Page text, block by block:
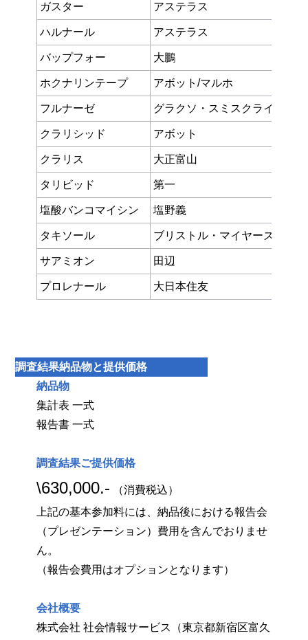
ガスター アステラス
ハルナール アステラス
バップフォー 大鵬
ホクナリンテープ アボット/マルホ
フルナーゼ グラクソ・スミスクライン
クラリシッド アボット
クラリス 大正富山
タリビッド 第一
塩酸バンコマイシン 塩野義
タキソール ブリストル・マイヤーズ
サアミオン 田辺
プロレナール 大日本住友
調査結果納品物と提供価格
納品物
集計表 一式
報告書 一式
調査結果ご提供価格
\630,000.- （消費税込）
上記の基本参加料には、納品後における報告会
（プレゼンテーション）費用を含んでおりませ
ん。
（報告会費用はオプションとなります）
会社概要
株式会社 社会情報サービス（東京都新宿区富久